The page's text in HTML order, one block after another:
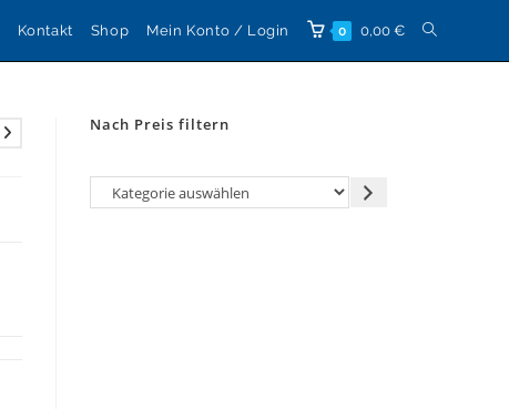
Kontakt Shop Mein Konto / Login 0 0,00 € Website-
Nach Preis filtern
Kategorie